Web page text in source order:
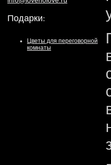
Подарки:
Цветы для переговорной
комнаты